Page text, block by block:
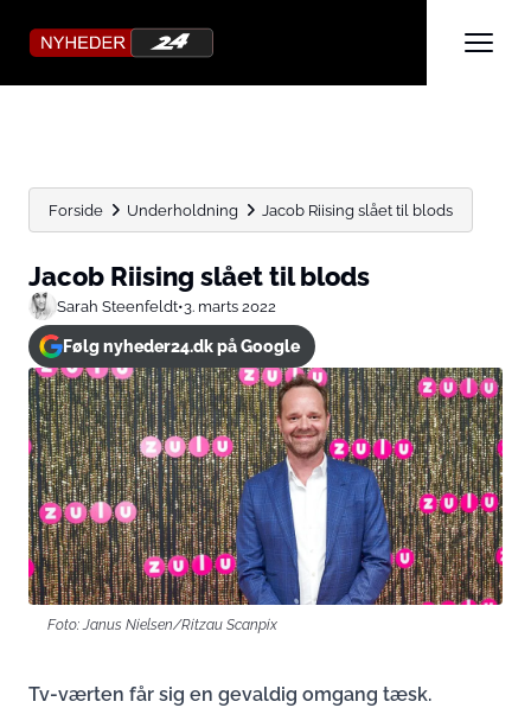
Forside Underholdning Jacob Riising slået til blods
Jacob Riising slået til blods
Sarah Steenfeldt•3. marts 2022
Følg nyheder24.dk på Google
Foto: Janus Nielsen/Ritzau Scanpix
Tv-værten får sig en gevaldig omgang tæsk.